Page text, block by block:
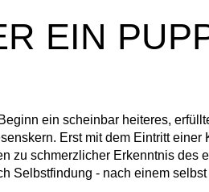
EIN
ein scheinbar heiteres,
Erst mit dem Eintritt
zu schmerzlicher Erkenntnis des
Selbstfindung - nach einem